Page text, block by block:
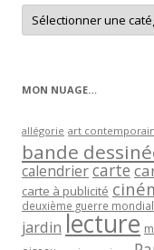
Retrouver
les
articles
MON NUAGE…
allégorie art contemporain
bande
calendriercarte
carte à publicité
deuxième guerre
jardin lecture